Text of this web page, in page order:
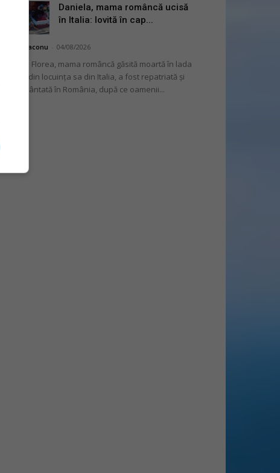
Daniela, mama româncă ucisă
în Italia: lovită în cap...
Mihai Diaconu 04/08/2026
Daniela Florea, mama româncă găsită moartă în lada
patului din locuința sa din Italia, a fost repatriată și
înmormântată în România, după ce oamenii...